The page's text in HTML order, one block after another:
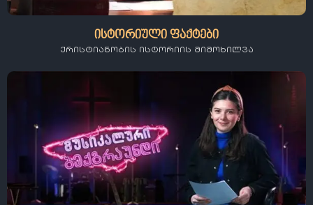
ისტორიული ფაქტები
ქრისტიანობის ისტორიის მიმოხილვა